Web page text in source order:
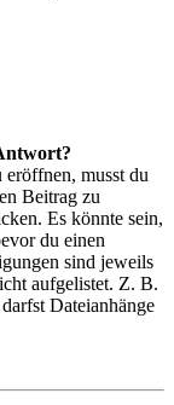
musst du
Beitrag zu
Es könnte sein,
du einen
sind jeweils
aufgelistet. Z. B.
Dateianhänge